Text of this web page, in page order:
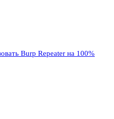
Burp Repeater на 100%